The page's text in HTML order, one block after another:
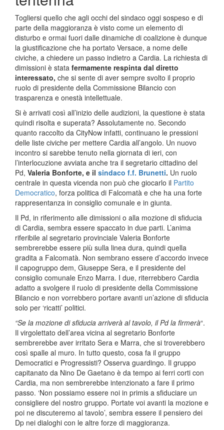
Togliersi quello che agli occhi del sindaco oggi sospeso e di
parte della maggioranza è visto come un elemento di
disturbo e ormai fuori dalle dinamiche di coalizione è dunque
la giustificazione che ha portato Versace, a nome delle
civiche, a chiedere un passo indietro a Cardia. La richiesta di
dimissioni è stata fermamente respinta dal diretto
interessato, che si sente di aver sempre svolto il proprio
ruolo di presidente della Commissione Bilancio con
trasparenza e onestà intellettuale.
Si è arrivati così all’inizio delle audizioni, la questione è stata
quindi risolta e superata? Assolutamente no. Secondo
quanto raccolto da CityNow infatti, continuano le pressioni
delle liste civiche per mettere Cardia all’angolo. Un nuovo
incontro si sarebbe tenuto nella giornata di ieri, con
l’interlocuzione avviata anche tra il segretario cittadino del
Pd, Valeria Bonforte, e il sindaco f.f. Brunetti. Un ruolo
centrale in questa vicenda non può che giocarlo il Partito
Democratico, forza politica di Falcomatà e che ha una forte
rappresentanza in consiglio comunale e in giunta.
Il Pd, in riferimento alle dimissioni o alla mozione di sfiducia
di Cardia, sembra essere spaccato in due parti. L’anima
riferibile al segretario provinciale Valeria Bonforte
sembrerebbe essere più sulla linea dura, quindi quella
gradita a Falcomatà. Non sembrano essere d’accordo invece
il capogruppo dem, Giuseppe Sera, e il presidente del
consiglio comunale Enzo Marra. I due, riterrebbero Cardia
adatto a svolgere il ruolo di presidente della Commissione
Bilancio e non vorrebbero portare avanti un’azione di sfiducia
solo per ‘ricatti’ politici.
“Se la mozione di sfiducia arriverà al tavolo, il Pd la firmerà“.
Il virgolettato dell’area vicina al segretario Bonforte
sembrerebbe aver irritato Sera e Marra, che si troverebbero
così spalle al muro. In tutto questo, cosa fa il gruppo
Democratici e Progressisti? Osserva guardingo. Il gruppo
capitanato da Nino De Gaetano è da tempo ai ferri corti con
Cardia, ma non sembrerebbe intenzionato a fare il primo
passo. ‘Non possiamo essere noi in primis a sfiduciare un
consigliere del nostro gruppo. Portate voi avanti la mozione e
poi ne discuteremo al tavolo’, sembra essere il pensiero dei
Dp nei dialoghi con le altre forze di maggioranza.